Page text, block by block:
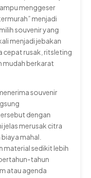
menggeser
menjadi
souvenir yang
menjadi jebakan
cepat rusak, ritsleting
mudah berkarat
souvenir
dengan
jelas merusak citra
mahal.
material sedikit lebih
tahun
atau agenda